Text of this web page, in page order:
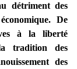
détriment des
De
à la liberté
tradition des
des